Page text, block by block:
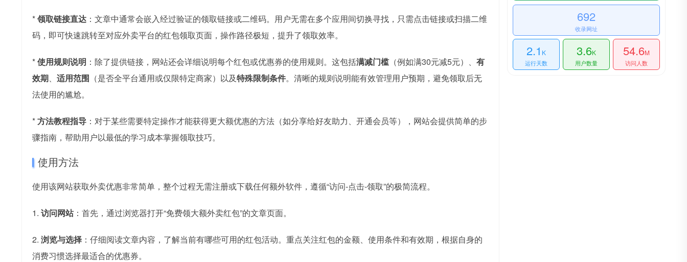
*领取链接直达 ：文章中通常会嵌入经过验证的领取链接或二维码。用户无需在多个应用间切换寻找，只需点击链接或扫描二维
码，即可快速跳转至对应外卖平台的红包领取页面，操作路径极短，提升了领取效率。
*使用规则说明 ：除了提供链接，网站还会详细说明每个红包或优惠券的使用规则。这包括满减门槛（例如满30元减5元）、 有
效期
适用范围 （是否全平台通用或仅限特定商家）以及特殊限制条件。清晰的规则说明能有效管理用户预期，避免领取后无
法使用的尴尬。
*方法教程指导 ：对于某些需要特定操作才能获得更大额优惠的方法（如分享给好友助力、开通会员等），网站会提供简单的步
骤指南，帮助用户以最低的学习成本掌握领取技巧。
使用方法
使用该网站获取外卖优惠非常简单，整个过程无需注册或下载任何额外软件，遵循“访问-点击-领取”的极简流程。
1. 访问网站：首先，通过浏览器打开“免费领大额外卖红包”的文章页面。
2. 浏览与选择 ：仔细阅读文章内容，了解当前有哪些可用的红包活动。重点关注红包的金额、使用条件和有效期，根据自身的
消费习惯选择最适合的优惠券。
692
收录网址
2.1 K
运行天数
3.6K
用户数量
54.6M
访问人数